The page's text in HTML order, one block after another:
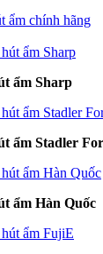
ẩm chính hãng
ẩm Sharp
ẩm Stadler
ẩm Hàn Quốc